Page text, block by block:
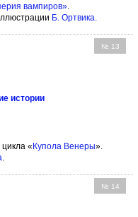
вампиров»
Б. Ортвика
№ 13
истории
« Купола Венеры».
.
№ 14